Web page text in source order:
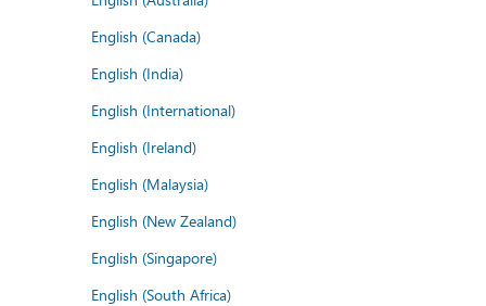
English (Canada)
English (India)
English (International)
English (Ireland)
English (Malaysia)
English (New Zealand)
English (Singapore)
English (South Africa)